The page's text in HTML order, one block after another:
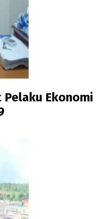
Ekonomi